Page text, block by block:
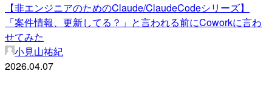
【非エンジニアのためのClaude/ClaudeCodeシリーズ】
「案件情報、更新してる？」と言われる前にCoworkに言わ
せてみた
小見山祐紀
2026.04.07